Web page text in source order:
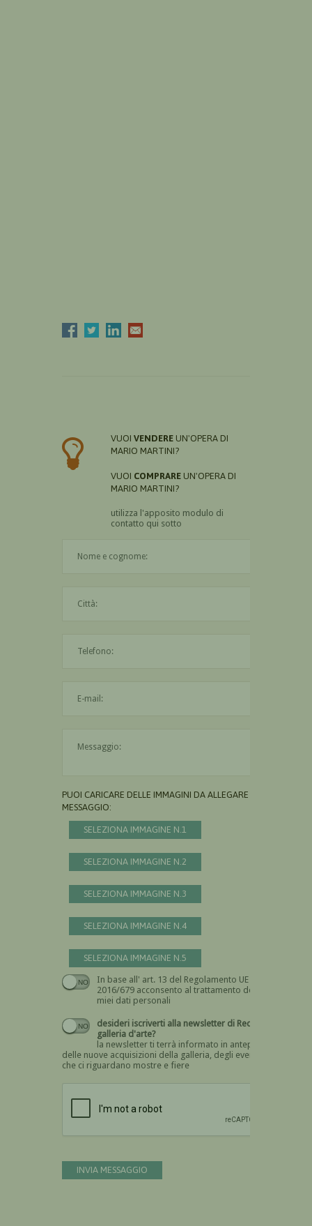
VUOI VENDERE UN'OPERA DI
MARIO MARTINI?
VUOI COMPRARE UN'OPERA DI
MARIO MARTINI?
utilizza l'apposito modulo di
contatto qui sotto
PUOI CARICARE DELLE IMMAGINI DA ALLEGARE AL
MESSAGGIO:
SELEZIONA IMMAGINE N.1
SELEZIONA IMMAGINE N.2
SELEZIONA IMMAGINE N.3
SELEZIONA IMMAGINE N.4
SELEZIONA IMMAGINE N.5
In base all' art. 13 del Regolamento UE n.
2016/679 acconsento al trattamento dei
miei dati personali
Devi dare il consenso
desideri iscriverti alla newsletter di Recta
galleria d'arte?
la newsletter ti terrà informato in anteprima
delle nuove acquisizioni della galleria, degli eventi
che ci riguardano mostre e fiere
INVIA MESSAGGIO